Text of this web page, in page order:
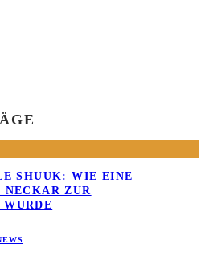
SHUUK: WIE EINE B
ZUR K